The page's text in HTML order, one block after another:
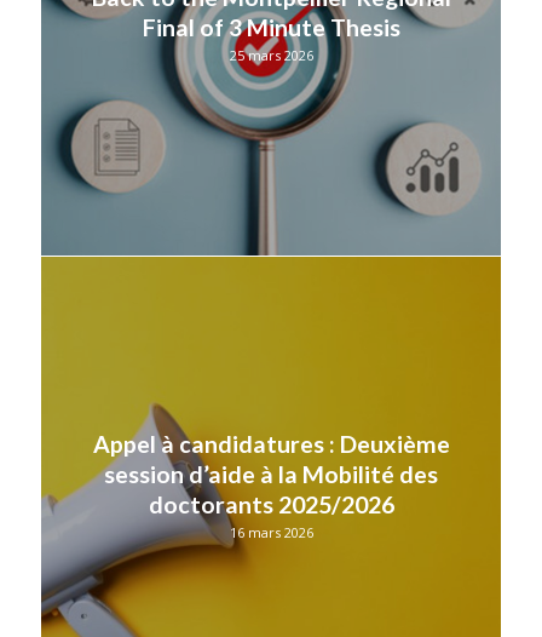
Final of 3 Minute Thesis
25 mars 2026
Appel à candidatures : Deuxième
session d’aide à la Mobilité des
doctorants 2025/2026
16 mars 2026